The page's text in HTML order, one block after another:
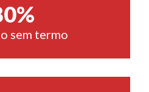
%
sem termo